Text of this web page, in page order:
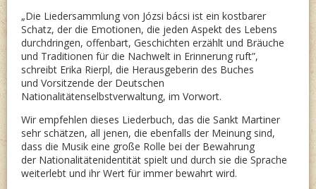
„Die Liedersammlung von Józsi bácsi ist ein kostbarer
Schatz, der die Emotionen, die jeden Aspekt des Lebens
durchdringen, offenbart, Geschichten erzählt und Bräuche
und Traditionen für die Nachwelt in Erinnerung ruft”,
schreibt Erika Rierpl, die Herausgeberin des Buches
und Vorsitzende der Deutschen
Nationalitätenselbstverwaltung, im Vorwort.
Wir empfehlen dieses Liederbuch, das die Sankt Martiner
sehr schätzen, all jenen, die ebenfalls der Meinung sind,
dass die Musik eine große Rolle bei der Bewahrung
der Nationalitätenidentität spielt und durch sie die Sprache
weiterlebt und ihr Wert für immer bewahrt wird.